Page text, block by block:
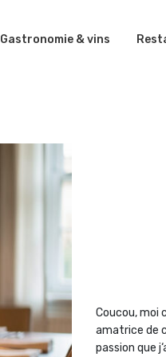
Gastronomie & vins
Coucou, moi
amatrice de
passion que